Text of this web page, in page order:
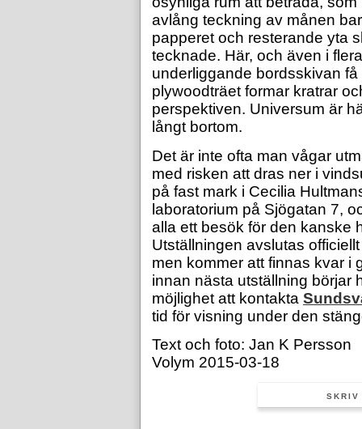
avlång teckning av månen
papperet och resterande yta
tecknade. Här, och även i
underliggande bordsskivan
plywoodträet formar kratrar
perspektiven. Universum är
långt bortom.
Det är inte ofta man vågar
med risken att dras ner i
på fast mark i Cecilia
laboratorium på Sjögatan 7,
alla ett besök för den kanske
Utställningen avslutas
men kommer att finnas kvar i
innan nästa utställning börjar
möjlighet att kontakta
tid för visning under den
Text och foto: Jan K Persson
Volym 2015-03-18
SKRIV